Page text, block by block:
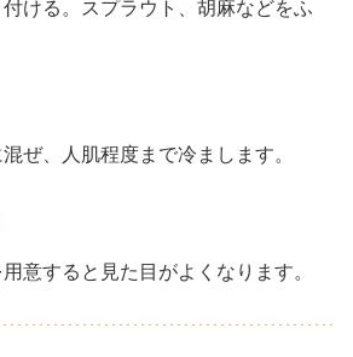
ける。スプラウト、胡麻などをふ
ぜ、人肌程度まで冷まします。
意すると見た目がよくなります。